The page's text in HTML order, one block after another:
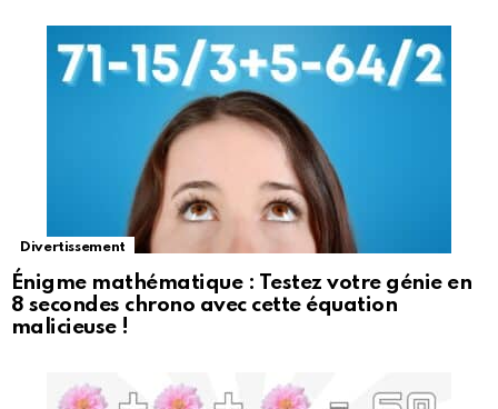
Divertissement
Énigme mathématique : Testez votre génie en
8 secondes chrono avec cette équation
malicieuse !